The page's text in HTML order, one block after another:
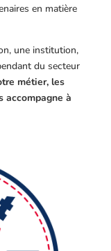
en matière
une institution,
du secteur
métier, les
accompagne à